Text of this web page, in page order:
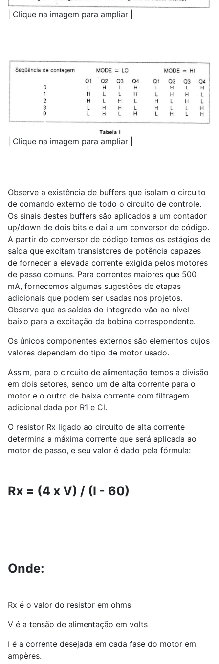
| Clique na imagem para ampliar |
| Clique na imagem para ampliar |
Observe a existência de buffers que isolam o circuito
de comando externo de todo o circuito de controle.
Os sinais destes buffers são aplicados a um contador
up/down de dois bits e daí a um conversor de código.
A partir do conversor de código temos os estágios de
saída que excitam transistores de potência capazes
de fornecer a elevada corrente exigida pelos motores
de passo comuns. Para correntes maiores que 500
mA, fornecemos algumas sugestões de etapas
adicionais que podem ser usadas nos projetos.
Observe que as saídas do integrado vão ao nível
baixo para a excitação da bobina correspondente.
Os únicos componentes externos são elementos cujos
valores dependem do tipo de motor usado.
Assim, para o circuito de alimentação temos a divisão
em dois setores, sendo um de alta corrente para o
motor e o outro de baixa corrente com filtragem
adicional dada por R1 e Cl.
O resistor Rx ligado ao circuito de alta corrente
determina a máxima corrente que será aplicada ao
motor de passo, e seu valor é dado pela fórmula:
Rx = (4 x V) / (I - 60)
Onde:
Rx é o valor do resistor em ohms
V é a tensão de alimentação em volts
I é a corrente desejada em cada fase do motor em
ampères.